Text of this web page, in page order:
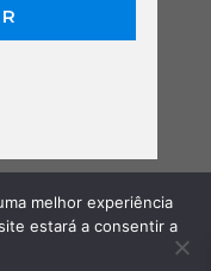
melhor experiência
estará a consentir a